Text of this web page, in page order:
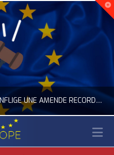
LA COMMISSION EUROPÉENNE INFLIGE UNE AMENDE RECORD À GOOGLE